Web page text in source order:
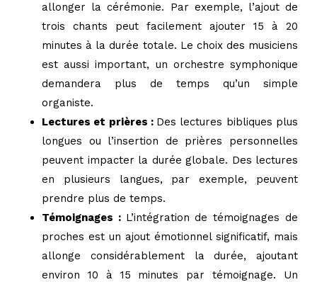
allonger la cérémonie. Par exemple, l’ajout de
trois chants peut facilement ajouter 15 à 20
minutes à la durée totale. Le choix des musiciens
est aussi important, un orchestre symphonique
demandera plus de temps qu’un simple
organiste.
Lectures et prières : Des lectures bibliques plus
longues ou l’insertion de prières personnelles
peuvent impacter la durée globale. Des lectures
en plusieurs langues, par exemple, peuvent
prendre plus de temps.
Témoignages : L’intégration de témoignages de
proches est un ajout émotionnel significatif, mais
allonge considérablement la durée, ajoutant
environ 10 à 15 minutes par témoignage. Un